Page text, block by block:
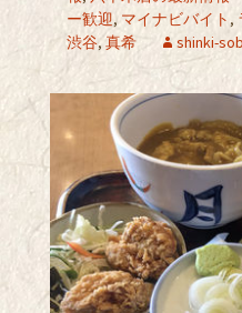
ー歓迎, マイナビバイト ,
渋谷, 真希 shinki-